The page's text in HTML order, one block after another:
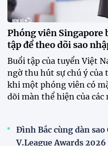
khát vọng"
CLB Sông Lam Nghệ
mới
Tiền đạo Đình Bắc
Nhật Bản thi đấu
ĐKVĐ Cúp Quốc gia